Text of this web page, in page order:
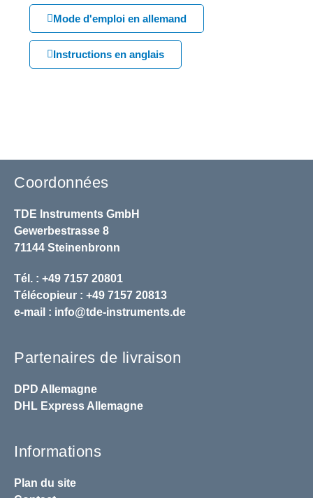
Mode d'emploi en allemand
Instructions en anglais
Coordonnées
TDE Instruments GmbH
Gewerbestrasse 8
71144 Steinenbronn
Tél. : +49 7157 20801
Télécopieur : +49 7157 20813
e-mail : info@tde-instruments.de
Partenaires de livraison
DPD Allemagne
DHL Express Allemagne
Informations
Plan du site